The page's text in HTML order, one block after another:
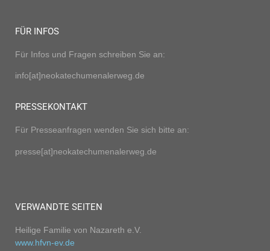
FÜR INFOS
Für Infos und Fragen schreiben Sie an:
info[at]neokatechumenalerweg.de
PRESSEKONTAKT
Für Presseanfragen wenden Sie sich bitte an:
presse[at]neokatechumenalerweg.de
VERWANDTE SEITEN
Heilige Familie von Nazareth e.V.
www.hfvn-ev.de